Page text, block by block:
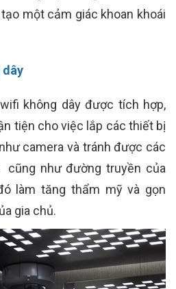
tạo một cảm giác khoan khoái
dây
không dây được tích hợp,
tiện cho việc lắp các thiết bị
camera và tránh được các
như đường truyền của
làm tăng thẩm mỹ và gọn
gia chủ.